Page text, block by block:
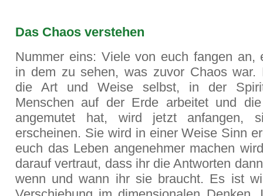
Das Chaos verstehen
Nummer eins: Viele von euch fangen an,
in dem zu sehen, was zuvor Chaos war.
die Art und Weise selbst, in der
Menschen auf der Erde arbeitet und
angemutet hat, wird jetzt anfangen,
erscheinen. Sie wird in einer Weise Sinn
euch das Leben angenehmer machen
darauf vertraut, dass ihr die Antworten
wenn und wann ihr sie braucht. Es ist